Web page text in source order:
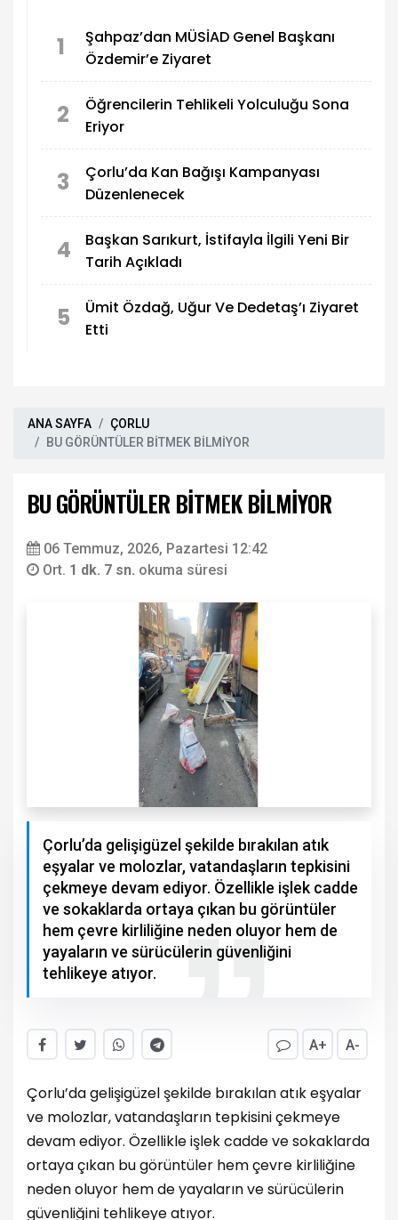
1
Şahpaz’dan MÜSİAD Genel Başkanı
Özdemir’e Ziyaret
2
Öğrencilerin Tehlikeli Yolculuğu Sona
Eriyor
3
Çorlu’da Kan Bağışı Kampanyası
Düzenlenecek
4
Başkan Sarıkurt, İstifayla İlgili Yeni Bir
Tarih Açıkladı
5
Ümit Özdağ, Uğur Ve Dedetaş’ı Ziyaret
Etti
ANA SAYFA
ÇORLU
BU GÖRÜNTÜLER BİTMEK BİLMİYOR
BU GÖRÜNTÜLER BİTMEK BİLMİYOR
06 Temmuz, 2026, Pazartesi 12:42
Ort. 1 dk. 7 sn. okuma süresi
Çorlu’da gelişigüzel şekilde bırakılan atık
eşyalar ve molozlar, vatandaşların tepkisini
çekmeye devam ediyor. Özellikle işlek cadde
ve sokaklarda ortaya çıkan bu görüntüler
hem çevre kirliliğine neden oluyor hem de
yayaların ve sürücülerin güvenliğini
tehlikeye atıyor.
A+ A-
Çorlu’da gelişigüzel şekilde bırakılan atık eşyalar
ve molozlar, vatandaşların tepkisini çekmeye
devam ediyor. Özellikle işlek cadde ve sokaklarda
ortaya çıkan bu görüntüler hem çevre kirliliğine
neden oluyor hem de yayaların ve sürücülerin
güvenliğini tehlikeye atıyor.